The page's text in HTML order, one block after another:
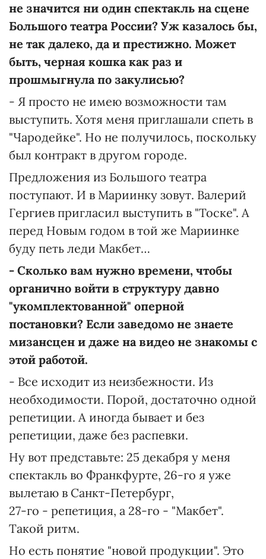
не значится ни один спектакль на сцене
Большого театра России? Уж казалось бы,
не так далеко, да и престижно. Может
быть, черная кошка как раз и
прошмыгнула по закулисью?
- Я просто не имею возможности там
выступить. Хотя меня приглашали спеть в
"Чародейке". Но не получилось, поскольку
был контракт в другом городе.
Предложения из Большого театра
поступают. И в Мариинку зовут. Валерий
Гергиев пригласил выступить в "Тоске". А
перед Новым годом в той же Мариинке
буду петь леди Макбет…
- Сколько вам нужно времени, чтобы
органично войти в структуру давно
"укомплектованной" оперной
постановки? Если заведомо не знаете
мизансцен и даже на видео не знакомы с
этой работой.
- Все исходит из неизбежности. Из
необходимости. Порой, достаточно одной
репетиции. А иногда бывает и без
репетиции, даже без распевки.
Ну вот представьте: 25 декабря у меня
спектакль во Франкфурте, 26-го я уже
вылетаю в Санкт-Петербург,
27-го - репетиция, а 28-го - "Макбет".
Такой ритм.
Но есть понятие "новой продукции". Это